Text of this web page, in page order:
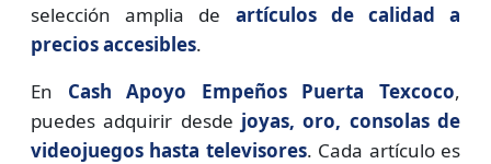
selección amplia de artículos de calidad a
precios accesibles.
En Cash Apoyo Empeños Puerta Texcoco,
puedes adquirir desde joyas, oro, consolas de
videojuegos hasta televisores. Cada artículo es